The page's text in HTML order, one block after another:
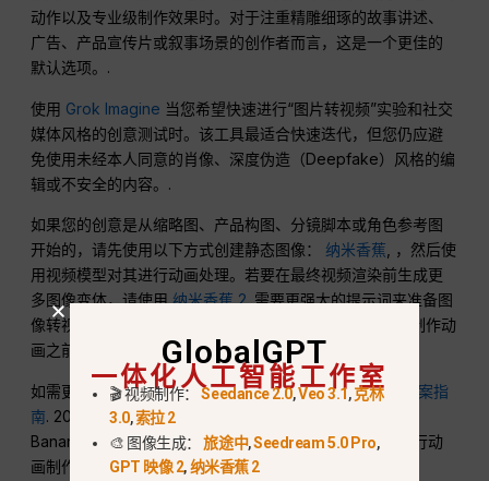
动作以及专业级制作效果时。对于注重精雕细琢的故事讲述、
广告、产品宣传片或叙事场景的创作者而言，这是一个更佳的
默认选项。.
使用 Grok Imagine 当您希望快速进行“图片转视频”实验和社交
媒体风格的创意测试时。该工具最适合快速迭代，但您仍应避
免使用未经本人同意的肖像、深度伪造（Deepfake）风格的编
辑或不安全的内容。.
如果您的创意是从缩略图、产品构图、分镜脚本或角色参考图
开始的，请先使用以下方式创建静态图像： 纳米香蕉 , ，然后使
用视频模型对其进行动画处理。若要在最终视频渲染前生成更
多图像变体，请使用纳米香蕉 2. 需要更强大的提示词来准备图
像转视频吗？该
有助于您在制作动
画之前构建更简洁的概念框架。.
如需更全面的模型对比，请阅读我们的《Sora 2》替代方案指
南. 2026年最理想的操作流程通常是多模型协同：在Nano
Banana中创建骨骼框架，在Veo 3.1或Grok Imagine中进行动
画制作，然后在发布前通过GlobalGPT比较导出结果。.
GlobalGPT
一体化人工智能工作室
🎬 视频制作：Seedance 2.0,Veo 3.1,克林
3.0,索拉 2
🎨 图像生成：旅途中,Seedream 5.0 Pro,
GPT 映像 2,纳米香蕉 2